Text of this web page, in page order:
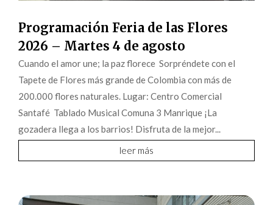
Programación Feria de las Flores
2026 – Martes 4 de agosto
Cuando el amor une; la paz florece Sorpréndete con el
Tapete de Flores más grande de Colombia con más de
200.000 flores naturales. Lugar: Centro Comercial
Santafé Tablado Musical Comuna 3 Manrique ¡La
gozadera llega a los barrios! Disfruta de la mejor...
leer más